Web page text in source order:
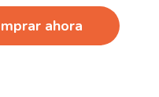
ahora